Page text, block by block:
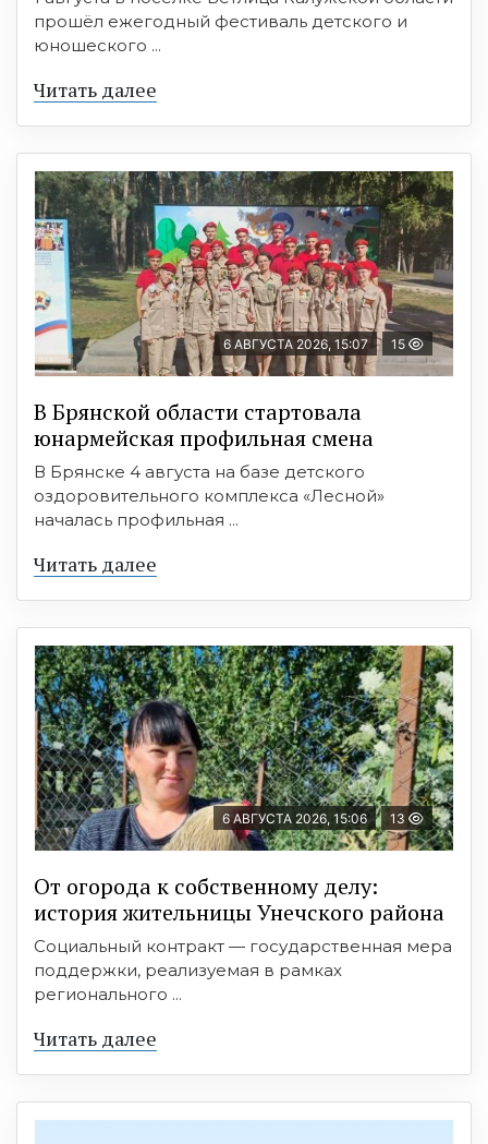
прошёл ежегодный фестиваль детского и
юношеского ...
Читать далее
6 АВГУСТА 2026, 15:07 15
В Брянской области стартовала
юнармейская профильная смена
В Брянске 4 августа на базе детского
оздоровительного комплекса «Лесной»
началась профильная ...
Читать далее
6 АВГУСТА 2026, 15:06 13
От огорода к собственному делу:
история жительницы Унечского района
Социальный контракт — государственная мера
поддержки, реализуемая в рамках
регионального ...
Читать далее